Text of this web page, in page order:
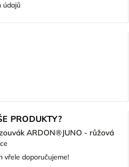
údajů
PRODUKTY?
ARDON®JUNO - růžová
vřele doporučujeme!